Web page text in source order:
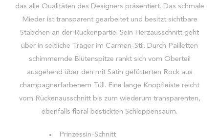
das alle Qualitäten des Designers präsentiert. Das schmale
Mieder ist transparent gearbeitet und besitzt sichtbare
Stäbchen an der Rückenpartie. Sein Herzausschnitt geht
über in seitliche Träger im Carmen-Stil. Durch Pailletten
schimmernde Blütenspitze rankt sich vom Oberteil
ausgehend über den mit Satin gefütterten Rock aus
champagnerfarbenem Tüll. Eine lange Knopfleiste reicht
vom Rückenausschnitt bis zum wiederum transparenten,
ebenfalls floral bestickten Schleppensaum.
Prinzessin-Schnitt